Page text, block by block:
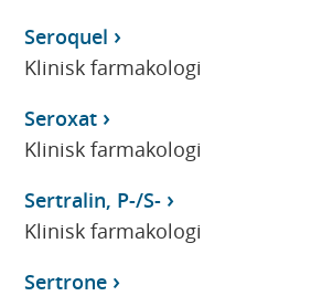
Seroquel
Klinisk farmakologi
Seroxat
Klinisk farmakologi
Sertralin, P-/S-
Klinisk farmakologi
Sertrone